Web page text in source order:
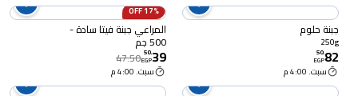
جبنة حلوم
250g
82
.
50
EGP
سبت. 4:00 م
17% OFF
المراعي جبنة فيتا سادة -
500 جم
39
.
50
EGP
47.50
سبت. 4:00 م